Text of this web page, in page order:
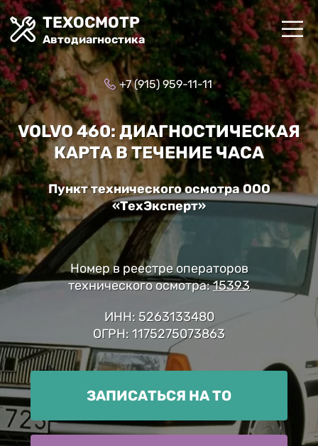
ТЕХОСМОТР
Автодиагностика
+7 (915) 959-11-11
VOLVO 460: ДИАГНОСТИЧЕСКАЯ
КАРТА В ТЕЧЕНИЕ ЧАСА
Пункт технического осмотра ООО
«ТехЭксперт»
Номер в реестре операторов
технического осмотра:15393
ИНН: 5263133480
ОГРН: 1175275073863
ЗАПИСАТЬСЯ НА ТО